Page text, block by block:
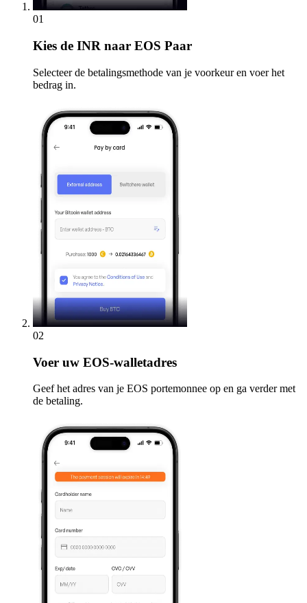
01
Kies de INR naar EOS Paar
Selecteer de betalingsmethode van je voorkeur en voer het
bedrag in.
02
Voer uw EOS-walletadres
Geef het adres van je EOS portemonnee op en ga verder met
de betaling.